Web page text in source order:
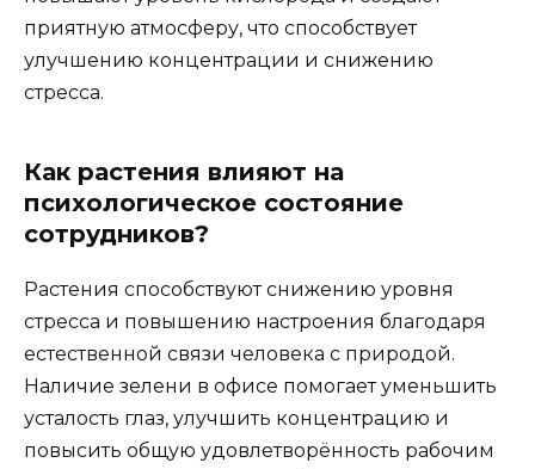
приятную атмосферу, что способствует
улучшению концентрации и снижению
стресса.
Как растения влияют на
психологическое состояние
сотрудников?
Растения способствуют снижению уровня
стресса и повышению настроения благодаря
естественной связи человека с природой.
Наличие зелени в офисе помогает уменьшить
усталость глаз, улучшить концентрацию и
повысить общую удовлетворённость рабочим